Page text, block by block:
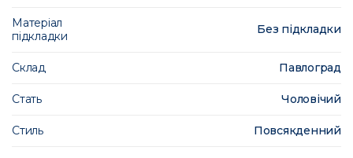
Матеріал
підкладки
Без підкладки
Склад Павлоград
Стать Чоловічий
Стиль Повсякденний